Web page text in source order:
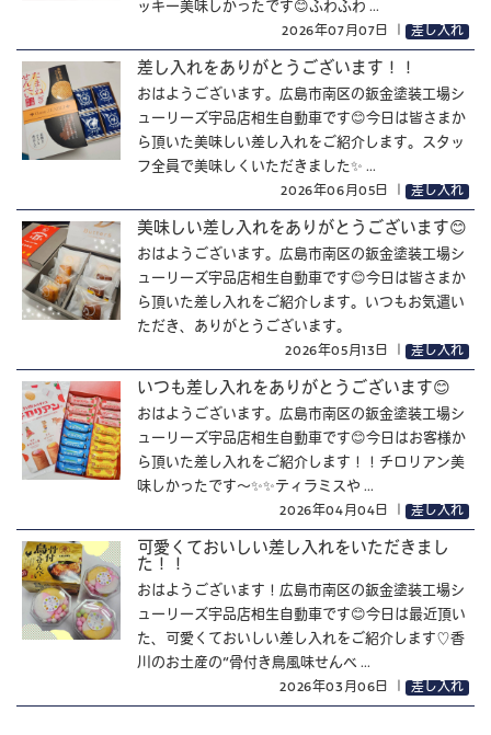
ッキー美味しかったです😊ふわふわ ...
2026年07月07日 差し入れ
差し入れをありがとうございます！！
おはようございます。広島市南区の鈑金塗装工場シ
ューリーズ宇品店相生自動車です😊今日は皆さまか
ら頂いた美味しい差し入れをご紹介します。スタッ
フ全員で美味しくいただきました✨ ...
2026年06月05日 差し入れ
美味しい差し入れをありがとうございます😊
おはようございます。広島市南区の鈑金塗装工場シ
ューリーズ宇品店相生自動車です😊今日は皆さまか
ら頂いた差し入れをご紹介します。いつもお気遣い
ただき、ありがとうございます。
2026年05月13日 差し入れ
いつも差し入れをありがとうございます😊
おはようございます。広島市南区の鈑金塗装工場シ
ューリーズ宇品店相生自動車です😊今日はお客様か
ら頂いた差し入れをご紹介します！！チロリアン美
味しかったです～✨✨ティラミスや ...
2026年04月04日 差し入れ
可愛くておいしい差し入れをいただきまし
た！！
おはようございます！広島市南区の鈑金塗装工場シ
ューリーズ宇品店相生自動車です😊今日は最近頂い
た、可愛くておいしい差し入れをご紹介します♡香
川のお土産の“骨付き鳥風味せんべ ...
2026年03月06日 差し入れ